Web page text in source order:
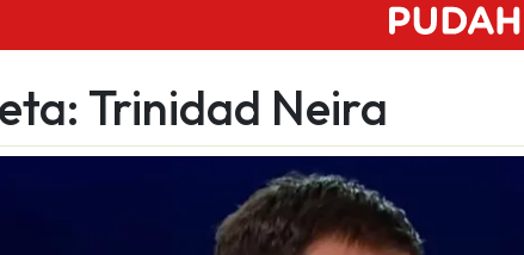
Trinidad Neira